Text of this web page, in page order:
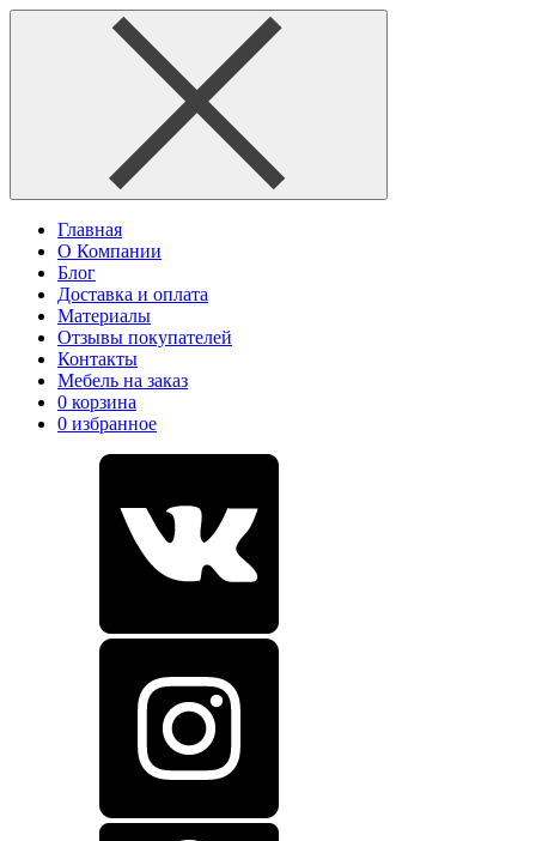
Главная
О Компании
Блог
Доставка и оплата
Материалы
Отзывы покупателей
Контакты
Мебель на заказ
0 корзина
0 избранное